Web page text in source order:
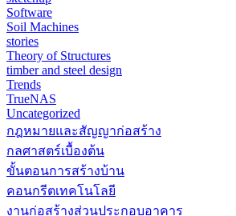
Software
Soil Machines
stories
Theory of Structures
timber and steel design
Trends
TrueNAS
Uncategorized
กฎหมายและสัญญาก่อสร้าง
กลศาสตร์เบื้องต้น
ขั้นตอนการสร้างบ้าน
คอนกรีตเทคโนโลยี
งานก่อสร้างส่วนประกอบอาคาร